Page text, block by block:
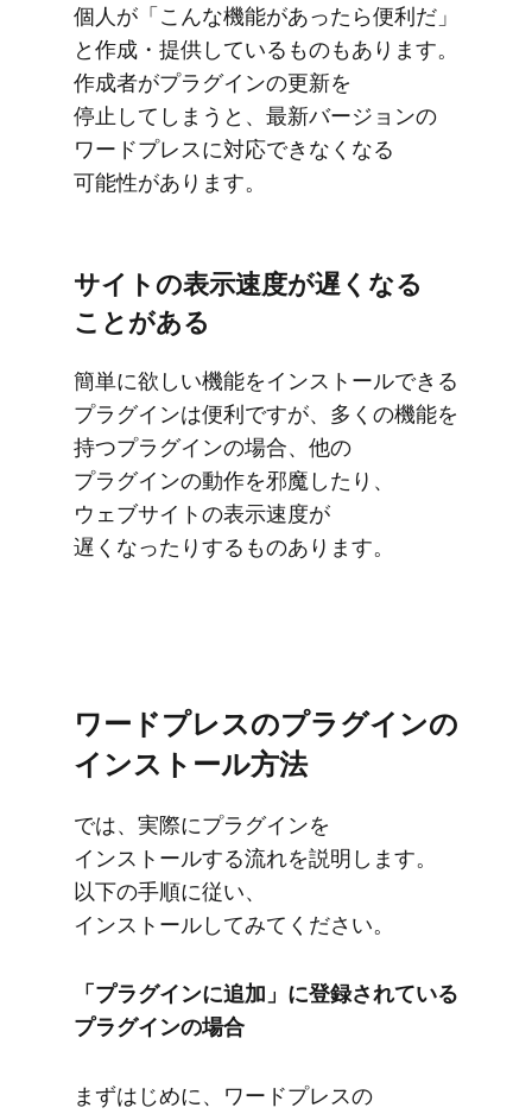
個人が​「こんな​機能が​あったら​便利だ」
と​作成・​提供している​ものも​あります。​
作成者が​プラグインの​更新を​
停止してしまうと、​最新バージョンの​
ワードプレスに​対応できなくなる​
可能性が​あります。
サイトの​表示速度が​遅くなる​
ことがある
簡単に​欲しい​機能を​インストールできる​
プラグインは​便利ですが、​多くの機能を​
持つプラグインの​場合、​他の​
プラグインの​動作を​邪魔したり、​
ウェブサイトの​表示速度が​
遅くなったりする​もの​あります。
ワードプレスの​プラグインの​
インストール方​法
では、​実際に​プラグインを​
インストールする​流れを​説明します。​
以下の​手順に​従い、​
インストールしてみてください。
「プラグインに​追加」に​登録されている​
プラグインの​場合
まず​はじめに、​ワードプレスの​